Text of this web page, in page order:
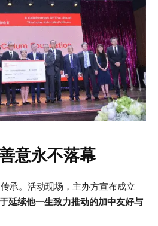
意永不落幕
承。活动现场，主办方宣布成立
于延续他一生致力推动的加中友好与